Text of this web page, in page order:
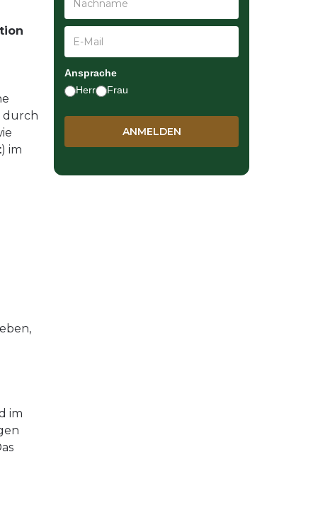
durch
) im
im
Ansprache
Herr
Frau